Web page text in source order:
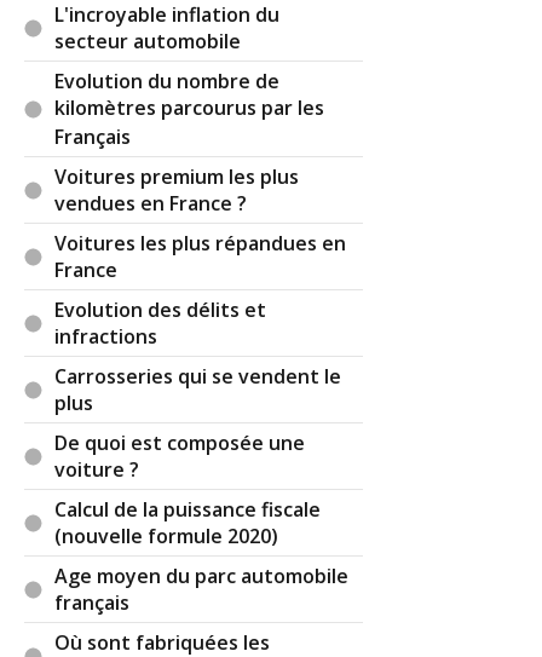
L'incroyable inflation du
secteur automobile
Evolution du nombre de
kilomètres parcourus par les
Français
Voitures premium les plus
vendues en France ?
Voitures les plus répandues en
France
Evolution des délits et
infractions
Carrosseries qui se vendent le
plus
De quoi est composée une
voiture ?
Calcul de la puissance fiscale
(nouvelle formule 2020)
Age moyen du parc automobile
français
Où sont fabriquées les